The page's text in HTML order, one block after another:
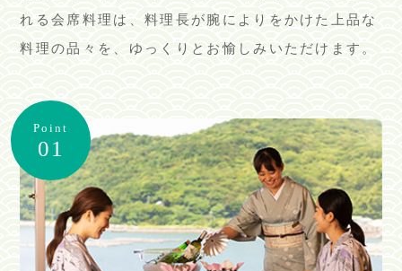
れる会席料理は、料理長が腕によりをかけた上品な
料理の品々を、ゆっくりとお愉しみいただけます。
Point
01